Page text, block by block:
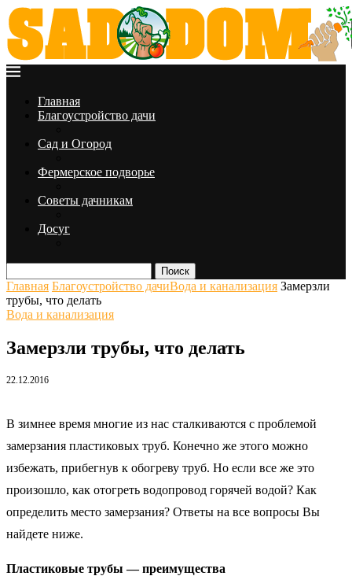
Главная
Благоустройство дачи
Сад и Огород
Фермерское подворье
Советы дачникам
Досуг
Поиск
Главная Благоустройство дачиВода и канализация Замерзли
трубы, что делать
Вода и канализация
Замерзли трубы, что делать
22.12.2016
В зимнее время многие из нас сталкиваются с проблемой
замерзания пластиковых труб. Конечно же этого можно
избежать, прибегнув к обогреву труб. Но если все же это
произошло, как отогреть водопровод горячей водой? Как
определить место замерзания? Ответы на все вопросы Вы
найдете ниже.
Пластиковые трубы — преимущества